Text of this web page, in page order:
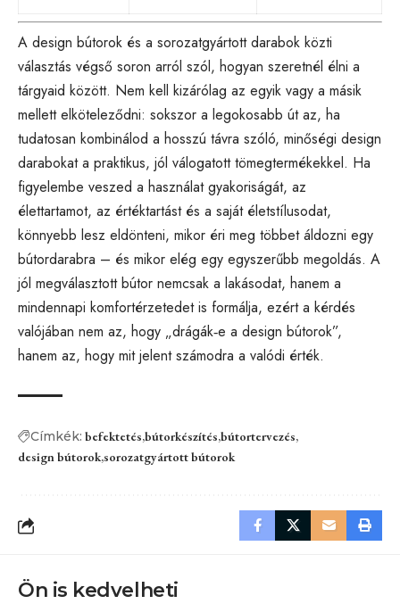
A design bútorok és a sorozatgyártott darabok közti
választás végső soron arról szól, hogyan szeretnél élni a
tárgyaid között. Nem kell kizárólag az egyik vagy a másik
mellett elköteleződni: sokszor a legokosabb út az, ha
tudatosan kombinálod a hosszú távra szóló, minőségi design
darabokat a praktikus, jól válogatott tömegtermékekkel. Ha
figyelembe veszed a használat gyakoriságát, az
élettartamot, az értéktartást és a saját életstílusodat,
könnyebb lesz eldönteni, mikor éri meg többet áldozni egy
bútordarabra – és mikor elég egy egyszerűbb megoldás. A
jól megválasztott bútor nemcsak a lakásodat, hanem a
mindennapi komfortérzetedet is formálja, ezért a kérdés
valójában nem az, hogy „drágák‑e a design bútorok”,
hanem az, hogy mit jelent számodra a valódi érték.
Címkék: befektetés bútorkészítés bútortervezés
design bútoroksorozatgyártott bútorok
Ön is kedvelheti